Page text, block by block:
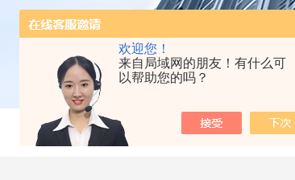
欢迎您！
来自局域网的朋友！有什么可
以帮助您的吗？
当前位置：首页-产品中心